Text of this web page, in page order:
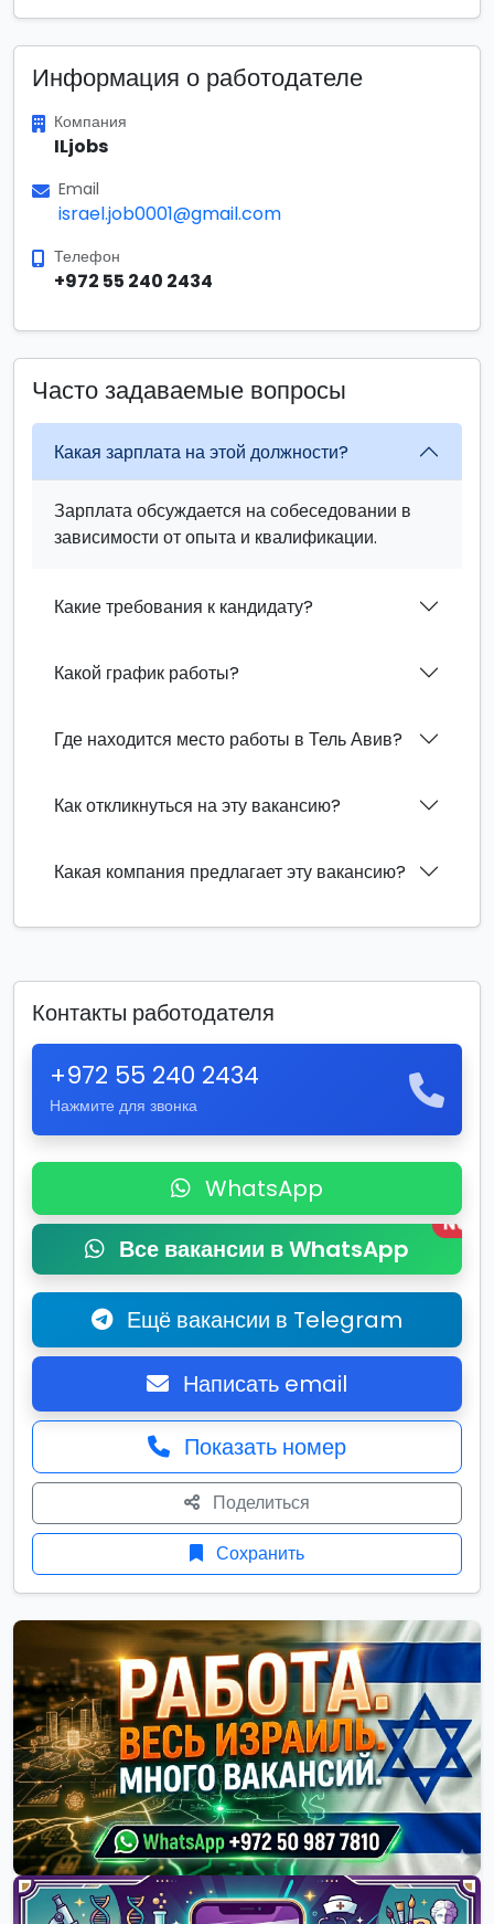
Информация о работодателе
Компания
ILjobs
Email
israel.job0001@gmail.com
Телефон
+972 55 240 2434
Часто задаваемые вопросы
Какая зарплата на этой должности?
Зарплата обсуждается на собеседовании в
зависимости от опыта и квалификации.
Какие требования к кандидату?
Какой график работы?
Где находится место работы в Тель Авив?
Как откликнуться на эту вакансию?
Какая компания предлагает эту вакансию?
Контакты работодателя
+972 55 240 2434
Нажмите для звонка
WhatsApp
Все вакансии в WhatsApp
New
Ещё вакансии в Telegram
Написать email
Показать номер
Поделиться
Сохранить